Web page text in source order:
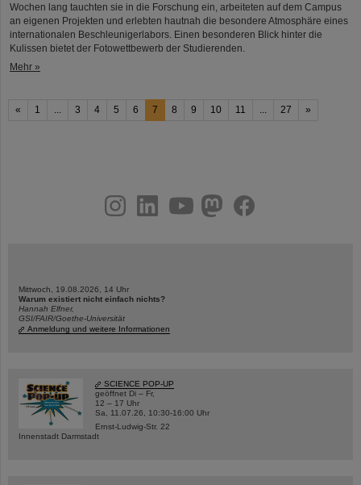
Wochen lang tauchten sie in die Forschung ein, arbeiteten auf dem Campus
an eigenen Projekten und erlebten hautnah die besondere Atmosphäre eines
internationalen Beschleunigerlabors. Einen besonderen Blick hinter die
Kulissen bietet der Fotowettbewerb der Studierenden.
Mehr »
« 1 3 4 5 6 7 8 9 10 11 27 »
youtubehelmholtz.socialfacebook
Mittwoch, 19.08.2026, 14 Uhr
Warum existiert nicht einfach nichts?
Hannah Elfner,
GSI/FAIR/Goethe-Universität
Anmeldung und weitere Informationen
SCIENCE POP-UP
geöffnet Di – Fr,
12 – 17 Uhr
Sa, 11.07.26, 10:30-16:00 Uhr
Ernst-Ludwig-Str. 22
Innenstadt Darmstadt